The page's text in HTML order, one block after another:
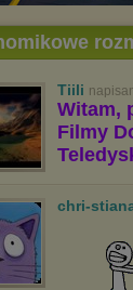
zmiany
Można
zmian
na ten
Tiili
Witam,
Filmy
chri-